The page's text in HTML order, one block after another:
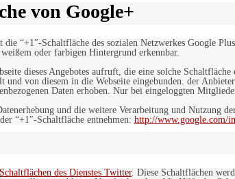
von Google+
die “+1″-Schaltfläche des sozialen Netzwerkes Google
oder farbigen Hintergrund erkennbar.
dieses Angebotes aufruft, die eine solche
und von diesem in die Webseite eingebunden. der
Daten erhoben. Nur bei eingeloggten
und die weitere Verarbeitung und Nutzung
“+1″-Schaltfläche entnehmen: http://www.google.com/
Schaltflächen des Dienstes Twitter. Diese Schaltflächen